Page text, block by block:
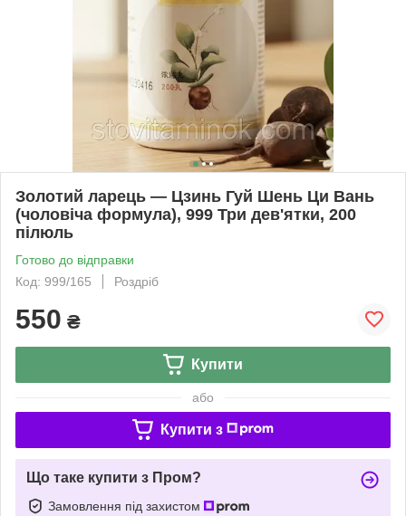
Золотий ларець — Цзинь Гуй Шень Ци Вань
(чоловіча формула), 999 Три дев'ятки, 200
пілюль
Готово до відправки
Код: 999/165
Роздріб
550 ₴
Купити
або
Купити з
Що таке купити з Пром?
Замовлення під захистом